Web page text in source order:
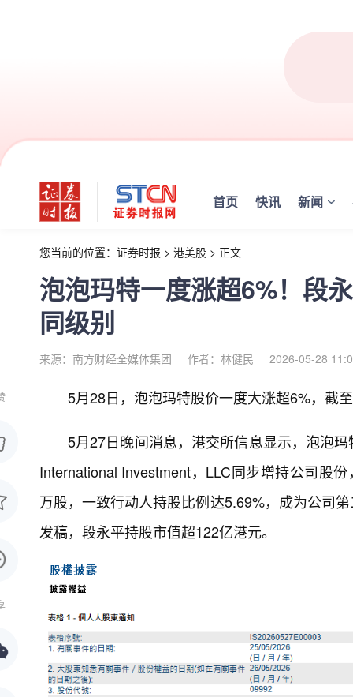
首页 快讯 新闻
您当前的位置： 证券时报 > 港美股 > 正文
泡泡玛特一度涨超6%！段
同级别
来源：南方财经全媒体集团 作者：林健民 2026-05-28
5月28日，泡泡玛特股价一度大涨超6%，截
5月27日晚间消息，港交所信息显示，泡泡
International Investment，LLC同步增持公司股
万股，一致行动人持股比例达5.69%，成为公司
发稿，段永平持股市值超122亿港元。